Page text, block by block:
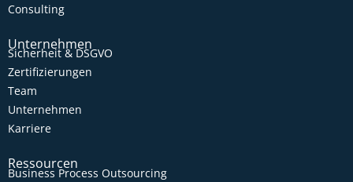
Consulting
Unternehmen
Sicherheit & DSGVO
Zertifizierungen
Team
Unternehmen
Karriere
Ressourcen
Business Process Outsourcing